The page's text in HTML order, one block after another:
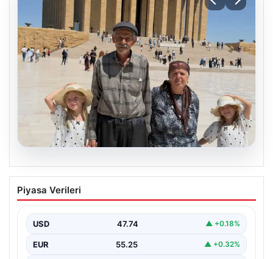
Bakan Göktaş’tan 34 yıl sonra çocuk
sahibi olan Doğan ailesi için açıklama
Piyasa Verileri
USD 47.74 ▲ +0.18%
EUR 55.25 ▲ +0.32%